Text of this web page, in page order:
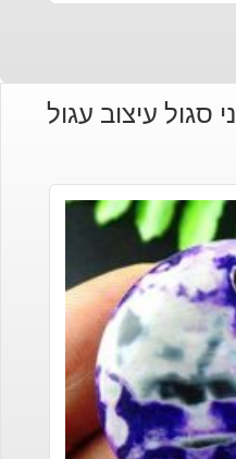
סגול עיצוב עגול